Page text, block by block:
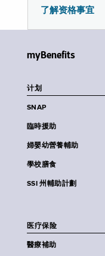
了解资格事宜
myBenefits
计划
SNAP
臨時援助
婦嬰幼營養輔助
學校膳食
SSI 州輔助計劃
医疗保险
醫療補助